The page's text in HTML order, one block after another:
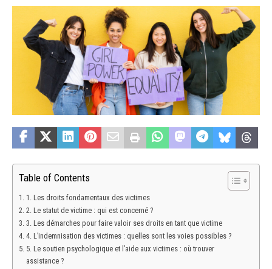
Table of Contents
1. Les droits fondamentaux des victimes
2. Le statut de victime : qui est concerné ?
3. Les démarches pour faire valoir ses droits en tant que victime
4. L’indemnisation des victimes : quelles sont les voies possibles ?
5. Le soutien psychologique et l’aide aux victimes : où trouver
assistance ?